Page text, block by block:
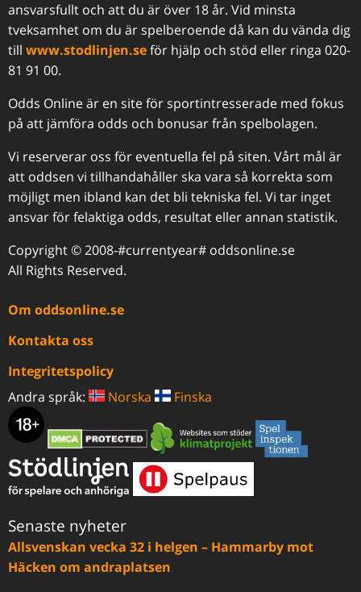
ansvarsfullt och att du är över 18 år. Vid minsta
tveksamhet om du är spelberoende då kan du vända dig
till www.stodlinjen.seför hjälp och stöd eller ringa 020-
81 91 00.
Odds Online är en site för sportintresserade med fokus
på att jämföra odds och bonusar från spelbolagen.
Vi reserverar oss för eventuella fel på siten. Vårt mål är
att oddsen vi tillhandahåller ska vara så korrekta som
möjligt men ibland kan det bli tekniska fel. Vi tar inget
ansvar för felaktiga odds, resultat eller annan statistik.
Copyright © 2008-#currentyear# oddsonline.se
All Rights Reserved.
Om oddsonline.se
Kontakta oss
Integritetspolicy
Andra språk:
Norska Finska
Senaste nyheter
Allsvenskan vecka 32 i helgen – Hammarby mot
Häcken om andraplatsen